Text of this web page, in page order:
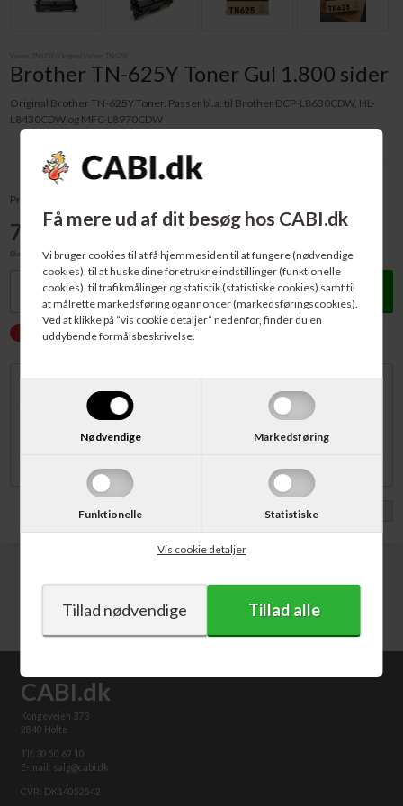
Få mere ud af dit besøg hos CABI.dk
Vi bruger cookies til at få hjemmesiden til at fungere (nødvendige
cookies), til at huske dine foretrukne indstillinger (funktionelle
cookies), til trafikmålinger og statistik (statistiske cookies) samt til
at målrette markedsføring og annoncer (markedsføringscookies).
Ved at klikke på ”vis cookie detaljer” nedenfor, finder du en
uddybende formålsbeskrivelse.
Nødvendige Markedsføring
Funktionelle Statistiske
Vis cookie detaljer
Brother TN-625Y Toner Gul 1.800 sider
Original Brother TN-625Y Toner. Passer bl.a. til Brother DCP-L8630CDW, HL-
L8430CDW og MFC-L8970CDW
Pris v/1 stk - pr. stk:
701,00 DKK
Ekskl. moms
Køb
IKKE PÅ LAGER. Forventet levering: 10-12 dage
Original Brother TN-625Y Toner. Passer bl.a. til Brother DCP-
CABI.dk
Kongevejen 373
2840 Holte
Tlf. 30 50 62 10
E-mail: salg@cabi.dk
CVR: DK14052542